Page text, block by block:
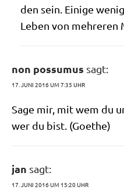
den sein. Eini­ge
Leben von meh­re­ren
non possumus sagt:
17. JUNI 2016 UM 7:35 UHR
Sage mir, mit wem du
wer du bist. (Goe­the)
jan sagt:
17. JUNI 2016 UM 15:20 UHR